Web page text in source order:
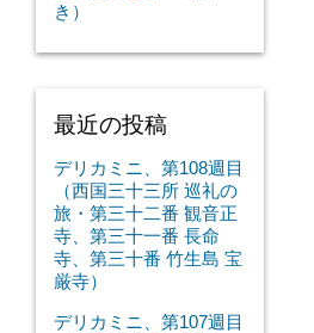
き）
最近の投稿
デリカミニ、第108週目
（西国三十三所 巡礼の
旅・第三十二番 観音正
寺、第三十一番 長命
寺、第三十番 竹生島 宝
厳寺）
デリカミニ、第107週目